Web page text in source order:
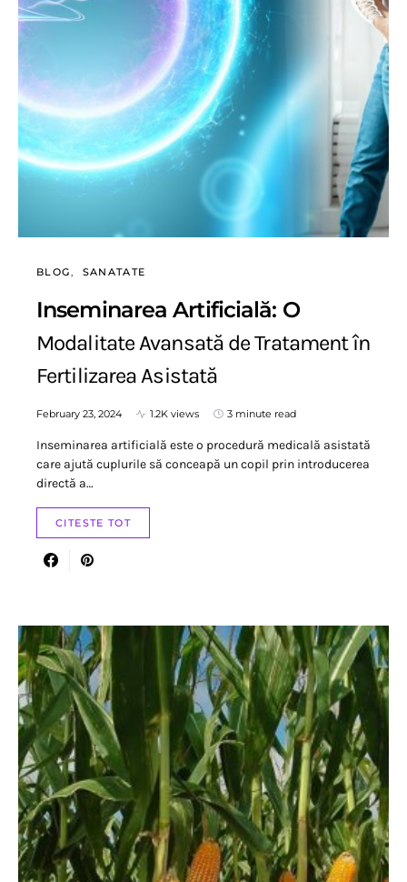
BLOG SANATATE
Inseminarea Artificială: O
Modalitate Avansată de Tratament în
Fertilizarea Asistată
February 23, 2024 1.2K views 3 minute read
Inseminarea artificială este o procedură medicală asistată
care ajută cuplurile să conceapă un copil prin introducerea
directă a…
CITESTE TOT